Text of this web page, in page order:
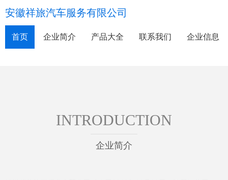
安徽祥旅汽车服务有限公司
首页 企业简介 产品大全 联系我们 企业信息
INTRODUCTION
企业简介